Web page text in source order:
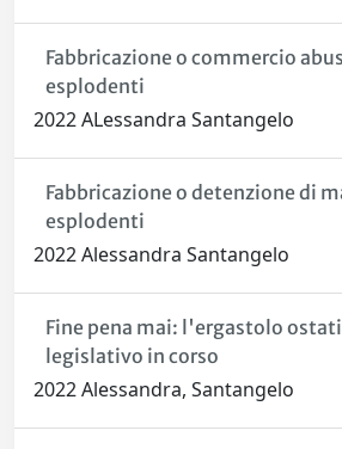
Fabbricazione o commercio
esplodenti
2022 ALessandra Santangelo
Fabbricazione o detenzione di
esplodenti
2022 Alessandra Santangelo
Fine pena mai: l'ergastolo
legislativo in corso
2022 Alessandra, Santangelo